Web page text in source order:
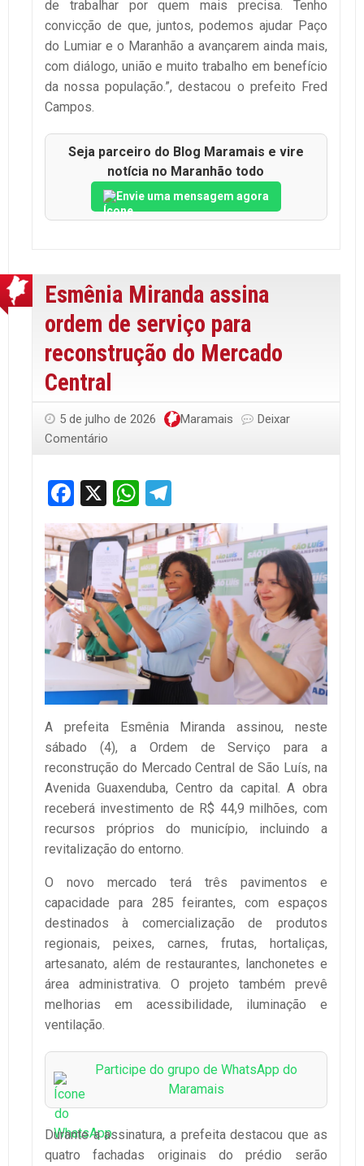
de trabalhar por quem mais precisa. Tenho
convicção de que, juntos, podemos ajudar Paço
do Lumiar e o Maranhão a avançarem ainda mais,
com diálogo, união e muito trabalho em benefício
da nossa população.”, destacou o prefeito Fred
Campos.
Seja parceiro do Blog Maramais e vire
notícia no Maranhão todo
Envie uma mensagem agora
Esmênia Miranda assina
ordem de serviço para
reconstrução do Mercado
Central
5 de julho de 2026 Maramais
Deixar
Comentário
Facebook
X WhatsApp
A prefeita Esmênia Miranda assinou, neste
sábado (4), a Ordem de Serviço para a
reconstrução do Mercado Central de São Luís, na
Avenida Guaxenduba, Centro da capital. A obra
receberá investimento de R$ 44,9 milhões, com
recursos próprios do município, incluindo a
revitalização do entorno.
O novo mercado terá três pavimentos e
capacidade para 285 feirantes, com espaços
destinados à comercialização de produtos
regionais, peixes, carnes, frutas, hortaliças,
artesanato, além de restaurantes, lanchonetes e
área administrativa. O projeto também prevê
melhorias em acessibilidade, iluminação e
ventilação.
Participe do grupo de WhatsApp do
Maramais
Durante a assinatura, a prefeita destacou que as
quatro fachadas originais do prédio serão